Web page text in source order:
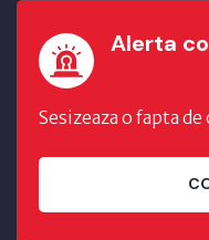
Alerta
Sesizeaza o fapta